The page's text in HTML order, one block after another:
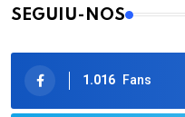
SEGUIU-NOS
1.016 Fans